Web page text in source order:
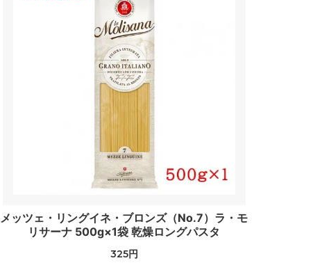
メッツェ・リングイネ・ブロンズ（No.7）ラ・モ
リサーナ 500g×1袋 乾燥ロングパスタ
325円